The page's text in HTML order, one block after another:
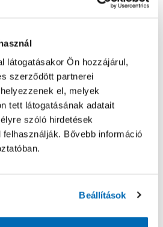
látogatásakor Ön hozzájárul,
szerződött partnerei
el, melyek
tett látogatásának adatait
szóló hirdetések
Bővebb információ
Beállítások
újratöltése